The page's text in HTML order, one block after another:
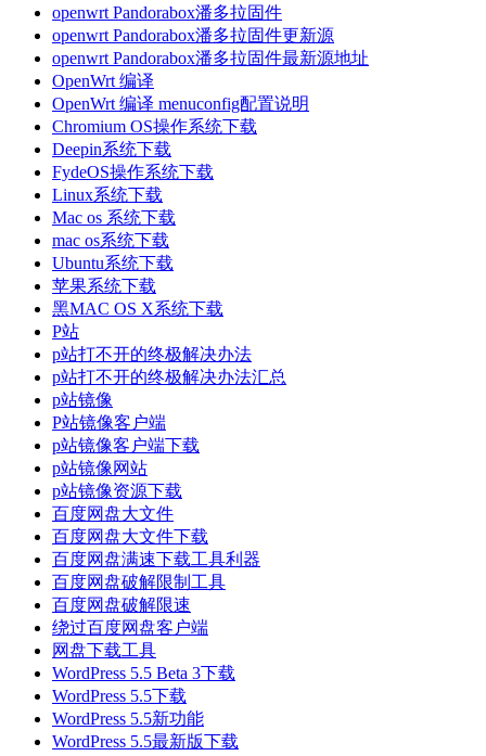
openwrt Pandorabox潘多拉固件
openwrt Pandorabox潘多拉固件更新源
openwrt Pandorabox潘多拉固件最新源地址
OpenWrt 编译
OpenWrt 编译 menuconfig配置说明
Chromium OS操作系统下载
Deepin系统下载
FydeOS操作系统下载
Linux系统下载
Mac os 系统下载
mac os系统下载
Ubuntu系统下载
苹果系统下载
黑MAC OS X系统下载
P站
p站打不开的终极解决办法
p站打不开的终极解决办法汇总
p站镜像
P站镜像客户端
p站镜像客户端下载
p站镜像网站
p站镜像资源下载
百度网盘大文件
百度网盘大文件下载
百度网盘满速下载工具利器
百度网盘破解限制工具
百度网盘破解限速
绕过百度网盘客户端
网盘下载工具
WordPress 5.5 Beta 3下载
WordPress 5.5下载
WordPress 5.5新功能
WordPress 5.5最新版下载